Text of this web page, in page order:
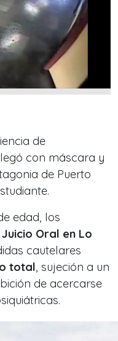
de
con máscara y
de Puerto
edad, los
Oral en Lo
cautelares
total, sujeción a un
de acercarse